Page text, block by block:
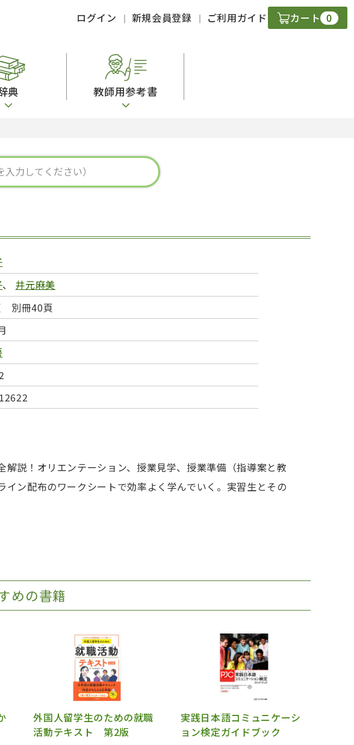
ログイン 新規会員登録 ご利用ガイド カート 0
文法
作文
日本留学試験対策
定期刊行物
図表
典
中国語辞典
ロシア語辞典
比較文化辞典
教師用参考書
文章・談話・表現
言語学
アカデミック・スキル
、 井元麻美
別冊40頁
説！オリエンテーション、授業見学、授業準備（指導案と教
ン配布のワークシートで効率よく学んでいく。実習生とその
めの書籍
外国人留学生のための就職
活動テキスト 第2版
実践日本語コミュニケーシ
ョン検定ガイドブック